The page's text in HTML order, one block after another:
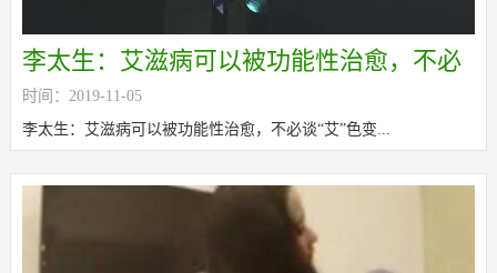
李太生：艾滋病可以被功能性治愈，不必
谈“艾”色变
时间：2019-11-05
李太生：艾滋病可以被功能性治愈，不必谈“艾”色变...